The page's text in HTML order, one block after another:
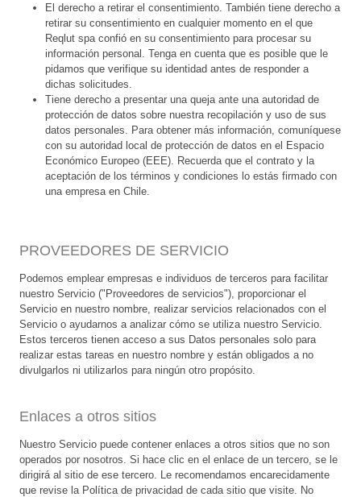
El derecho a retirar el consentimiento. También tiene derecho a
retirar su consentimiento en cualquier momento en el que
Reqlut spa confió en su consentimiento para procesar su
información personal. Tenga en cuenta que es posible que le
pidamos que verifique su identidad antes de responder a
dichas solicitudes.
Tiene derecho a presentar una queja ante una autoridad de
protección de datos sobre nuestra recopilación y uso de sus
datos personales. Para obtener más información, comuníquese
con su autoridad local de protección de datos en el Espacio
Económico Europeo (EEE). Recuerda que el contrato y la
aceptación de los términos y condiciones lo estás firmado con
una empresa en Chile.
PROVEEDORES DE SERVICIO
Podemos emplear empresas e individuos de terceros para facilitar
nuestro Servicio ("Proveedores de servicios"), proporcionar el
Servicio en nuestro nombre, realizar servicios relacionados con el
Servicio o ayudarnos a analizar cómo se utiliza nuestro Servicio.
Estos terceros tienen acceso a sus Datos personales solo para
realizar estas tareas en nuestro nombre y están obligados a no
divulgarlos ni utilizarlos para ningún otro propósito.
Enlaces a otros sitios
Nuestro Servicio puede contener enlaces a otros sitios que no son
operados por nosotros. Si hace clic en el enlace de un tercero, se le
dirigirá al sitio de ese tercero. Le recomendamos encarecidamente
que revise la Política de privacidad de cada sitio que visite. No